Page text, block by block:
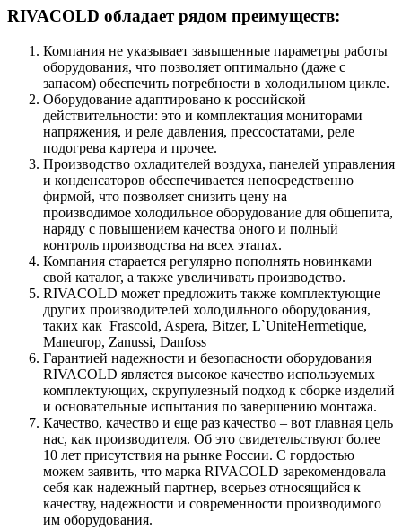
RIVACOLD обладает рядом преимуществ:
Компания не указывает завышенные параметры работы
оборудования, что позволяет оптимально (даже с
запасом) обеспечить потребности в холодильном цикле.
Оборудование адаптировано к российской
действительности: это и комплектация мониторами
напряжения, и реле давления, прессостатами, реле
подогрева картера и прочее.
Производство охладителей воздуха, панелей управления
и конденсаторов обеспечивается непосредственно
фирмой, что позволяет снизить цену на
производимое холодильное оборудование для общепита,
наряду с повышением качества оного и полный
контроль производства на всех этапах.
Компания старается регулярно пополнять новинками
свой каталог, а также увеличивать производство.
RIVACOLD может предложить также комплектующие
других производителей холодильного оборудования,
таких как Frascold, Aspera, Bitzer, L`UniteHermetique,
Maneurop, Zanussi, Danfoss
Гарантией надежности и безопасности оборудования
RIVACOLD является высокое качество используемых
комплектующих, скрупулезный подход к сборке изделий
и основательные испытания по завершению монтажа.
Качество, качество и еще раз качество – вот главная цель
нас, как производителя. Об это свидетельствуют более
10 лет присутствия на рынке России. С гордостью
можем заявить, что марка RIVACOLD зарекомендовала
себя как надежный партнер, всерьез относящийся к
качеству, надежности и современности производимого
им оборудования.